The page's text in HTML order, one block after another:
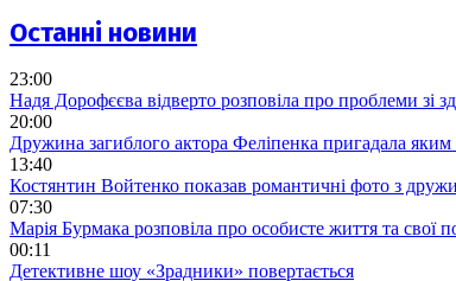
Останні новини
23:00
Надя Дорофєєва відверто розповіла про проблеми зі
20:00
Дружина загиблого актора Феліпенка пригадала яким
13:40
Костянтин Войтенко показав романтичні фото з
07:30
Марія Бурмака розповіла про особисте життя та свої
00:11
Детективне шоу «Зрадники» повертається